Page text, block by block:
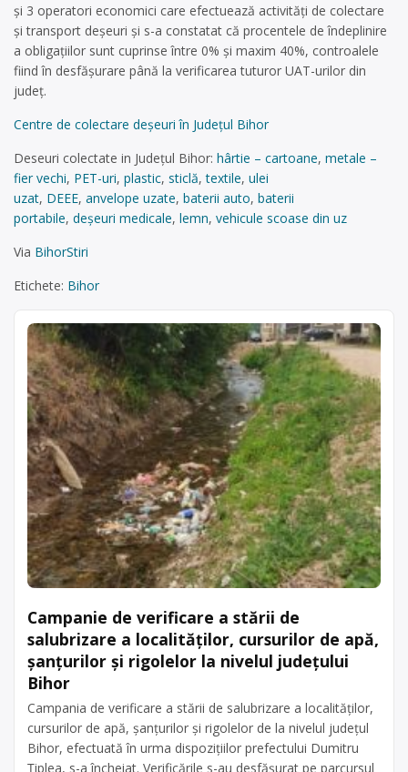
și 3 operatori economici care efectuează activități de colectare
și transport deșeuri și s-a constatat că procentele de îndeplinire
a obligațiilor sunt cuprinse între 0% și maxim 40%, controalele
fiind în desfășurare până la verificarea tuturor UAT-urilor din
județ.
Centre de colectare deşeuri în Județul Bihor
Deseuri colectate in Județul Bihor: hârtie – cartoane, metale –
fier vechi, PET-uri, plastic, sticlă,textile, ulei
uzat, DEEE, anvelope uzate, baterii auto, baterii
portabile, deșeuri medicale, lemn, vehicule scoase din uz
Via BihorStiri
Etichete: Bihor
Campanie de verificare a stării de
salubrizare a localităţilor, cursurilor de apă,
şanţurilor şi rigolelor la nivelul județului
Bihor
Campania de verificare a stării de salubrizare a localităţilor,
cursurilor de apă, şanţurilor şi rigolelor de la nivelul județul
Bihor, efectuată în urma dispozițiilor prefectului Dumitru
Țiplea, s-a încheiat. Verificările s-au desfășurat pe parcursul